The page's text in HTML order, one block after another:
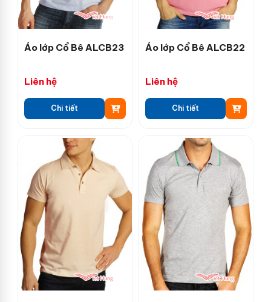
Áo lớp Cổ Bê ALCB23
Liên hệ
Chi tiết
Áo lớp Cổ Bê ALCB22
Liên hệ
Chi tiết